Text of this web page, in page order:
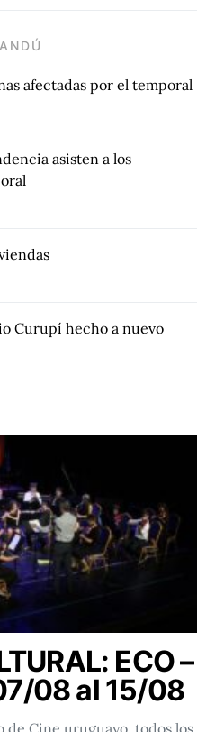
afectadas por el temporal
asisten a los
Curupí hecho a nuevo
ECO –
08 al 15/08